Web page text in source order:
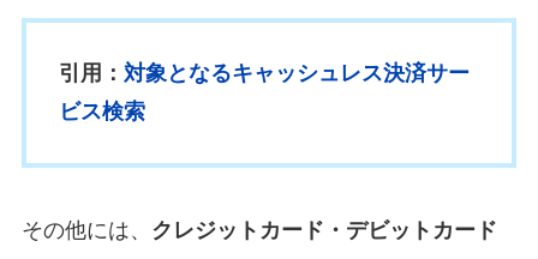
引用： 対象となるキャッシュレス決済サー
ビス検索
その他には、 クレジットカード・デビットカード